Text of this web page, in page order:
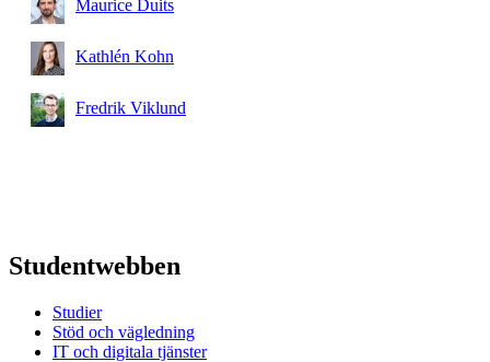
Maurice Duits
Kathlén Kohn
Fredrik Viklund
Studentwebben
Studier
Stöd och vägledning
IT och digitala tjänster